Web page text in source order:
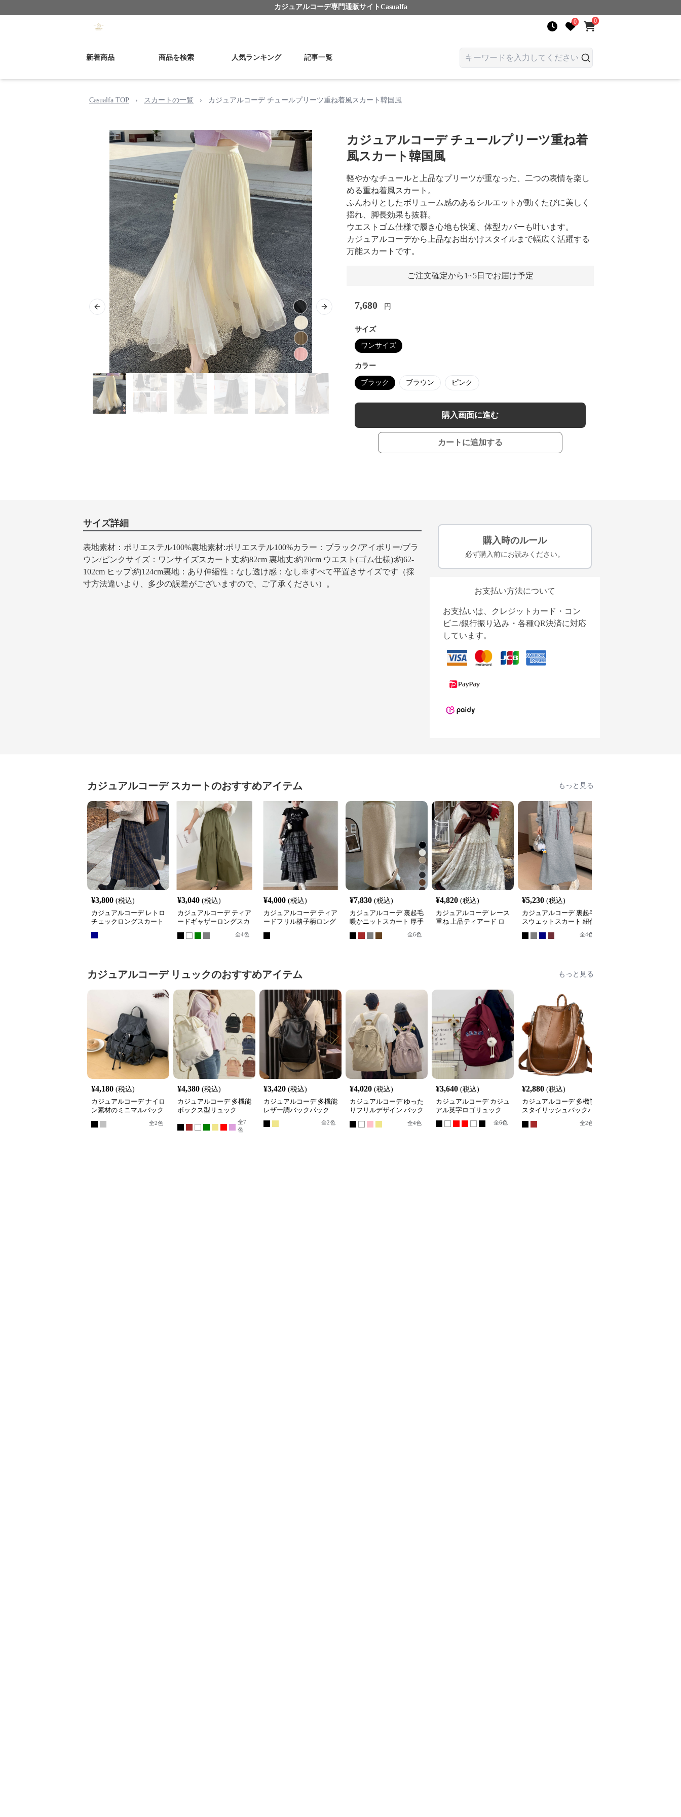
カジュアルコーデ専門通販サイト Casualfa
0 0
新着商品 商品を検索 人気ランキング 記事一覧
Casualfa TOP › スカートの一覧 › カジュアルコーデ チュールプリーツ重ね着風スカート韓国風
Previous slide Next slide
カジュアルコーデ チュールプリーツ重ね着
風スカート韓国風
軽やかなチュールと上品なプリーツが重なった、二つの表情を楽し
める重ね着風スカート。
ふんわりとしたボリューム感のあるシルエットが動くたびに美しく
揺れ、脚長効果も抜群。
ウエストゴム仕様で履き心地も快適、体型カバーも叶います。
カジュアルコーデから上品なお出かけスタイルまで幅広く活躍する
万能スカートです。
ご注文確定から1~5日でお届け予定
7,680 円
サイズ
ワンサイズ
カラー
ブラック ブラウン ピンク
購入画面に進む
カートに追加する
サイズ詳細
表地素材：ポリエステル100%裏地素材:ポリエステル100%カラー：ブラック/アイボリー/ブラ
ウン/ピンクサイズ：ワンサイズスカート丈:約82cm 裏地丈:約70cm ウエスト(ゴム仕様):約62-
102cm ヒップ:約124cm裏地：あり伸縮性：なし透け感：なし※すべて平置きサイズです（採
寸方法違いより、多少の誤差がございますので、ご了承ください）。
購入時のルール
必ず購入前にお読みください。
お支払い方法について
お支払いは、クレジットカード・コン
ビニ/銀行振り込み・各種QR決済に対応
しています。
カジュアルコーデ スカートのおすすめアイテム もっと見る
¥3,800 (税込)
カジュアルコーデ レトロ
チェックロングスカート
¥3,040 (税込)
カジュアルコーデ ティア
ードギャザーロングスカ
全4色
¥4,000 (税込)
カジュアルコーデ ティア
ードフリル格子柄ロング
¥7,830 (税込)
カジュアルコーデ 裏起毛
暖かニットスカート 厚手
ロング丈タイトスカート
全6色
¥4,820 (税込)
カジュアルコーデ レース
重ね 上品ティアード ロ
¥5,230 (税込)
カジュアルコーデ 裏起毛
スウェットスカート 紐付
全4色
カジュアルコーデ リュックのおすすめアイテム もっと見る
¥4,180 (税込)
カジュアルコーデ ナイロ
ン素材のミニマルバック
全2色
¥4,380 (税込)
カジュアルコーデ 多機能
ボックス型リュック
全7
色
¥3,420 (税込)
カジュアルコーデ 多機能
レザー調バックパック
全2色
¥4,020 (税込)
カジュアルコーデ ゆった
りフリルデザイン バック
全4色
¥3,640 (税込)
カジュアルコーデ カジュ
アル英字ロゴリュック
全6色
¥2,880 (税込)
カジュアルコーデ 多機能
スタイリッシュバックパ
全2色